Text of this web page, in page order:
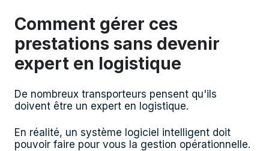
Comment gérer ces
prestations sans devenir
expert en logistique
De nombreux transporteurs pensent qu'ils
doivent être un expert en logistique.
En réalité, un système logiciel intelligent doit
pouvoir faire pour vous la gestion opérationnelle.